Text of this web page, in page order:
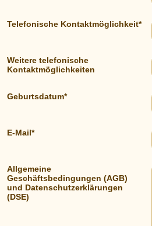
Telefonische Kontaktmöglichkeit*
Weitere telefonische
Kontaktmöglichkeiten
Geburtsdatum*
E-Mail*
Allgemeine
Geschäftsbedingungen (AGB)
und Datenschutzerklärungen
(DSE)